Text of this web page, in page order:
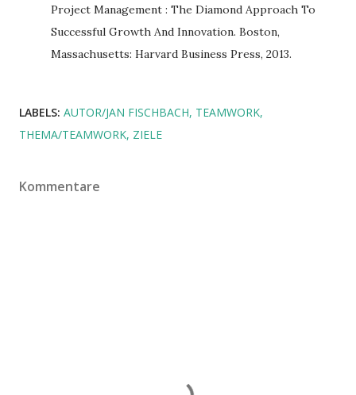
Project Management : The Diamond Approach To
Successful Growth And Innovation. Boston,
Massachusetts: Harvard Business Press, 2013.
LABELS: AUTOR/JAN FISCHBACH TEAMWORK
THEMA/TEAMWORK ZIELE
Kommentare